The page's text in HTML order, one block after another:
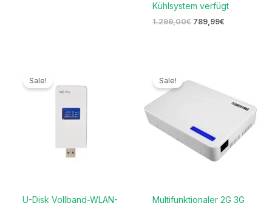
Kühlsystem verfügt
1.299,00€ 789,99€
Sale!
U-Disk Vollband-WLAN-
war:
169,00€
ist:
Sale!
Multifunktionaler 2G 3G
war:
329,99€.